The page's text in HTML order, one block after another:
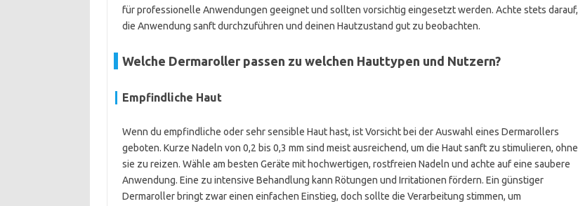
für professionelle Anwendungen geeignet und sollten vorsichtig eingesetzt werden. Achte stets darauf,
die Anwendung sanft durchzuführen und deinen Hautzustand gut zu beobachten.
Welche Dermaroller passen zu welchen Hauttypen und Nutzern?
Empfindliche Haut
Wenn du empfindliche oder sehr sensible Haut hast, ist Vorsicht bei der Auswahl eines Dermarollers
geboten. Kurze Nadeln von 0,2 bis 0,3 mm sind meist ausreichend, um die Haut sanft zu stimulieren, ohne
sie zu reizen. Wähle am besten Geräte mit hochwertigen, rostfreien Nadeln und achte auf eine saubere
Anwendung. Eine zu intensive Behandlung kann Rötungen und Irritationen fördern. Ein günstiger
Dermaroller bringt zwar einen einfachen Einstieg, doch sollte die Verarbeitung stimmen, um